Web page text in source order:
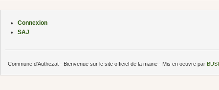
Connexion
SAJ
Commune d'Authezat - Bienvenue sur le site officiel de la mairie - Mis en oeuvre par